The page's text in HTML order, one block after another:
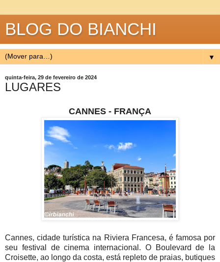
BLOG DO BIANCHI
▼
quinta-feira, 29 de fevereiro de 2024
LUGARES
CANNES - FRANÇA
Cannes, cidade turística na Riviera Francesa, é famosa por
seu festival de cinema internacional. O Boulevard de la
Croisette, ao longo da costa, está repleto de praias, butiques